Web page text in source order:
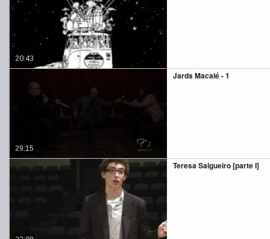
20:43
Jards Macalé - 1
29:15
Teresa Salgueiro [parte I]